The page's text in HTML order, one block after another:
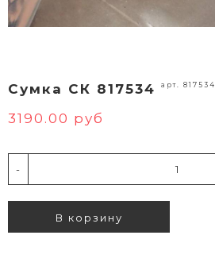
Сумка СК 817534 арт. 817534
3190.00 руб
-
В корзину